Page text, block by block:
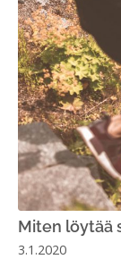
Miten löytää
3.1.2020